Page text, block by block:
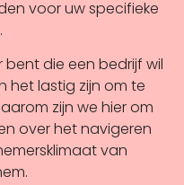
voor uw specifieke
bent die een bedrijf wil
het lastig zijn om te
zijn we hier om
over het navigeren
van